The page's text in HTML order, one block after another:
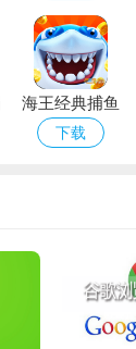
的邻居系统、
，组织活动和
，玩法多样化，
版本2026
海王经典捕鱼
福利版下载免
下载